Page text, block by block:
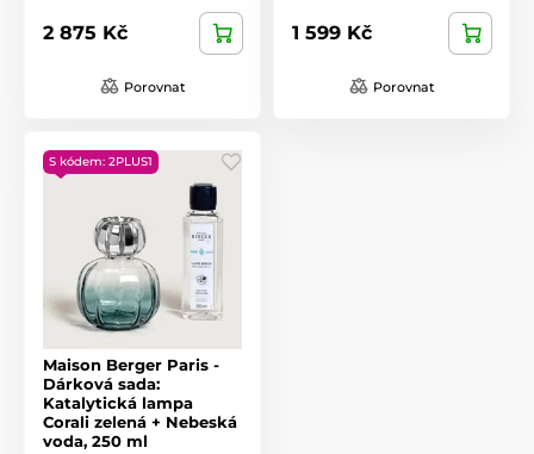
2 875 Kč
Porovnat
1 599 Kč
Porovnat
S kódem: 2PLUS1
Maison Berger Paris -
Dárková sada:
Katalytická lampa
Corali zelená + Nebeská
voda, 250 ml